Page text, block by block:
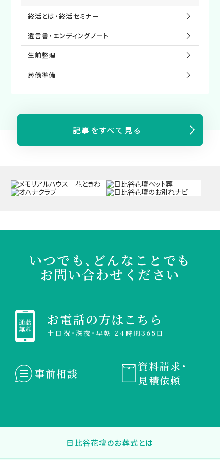
終活とは・終活セミナー
遺⾔書・エンディングノート
⽣前整理
葬儀準備
記事をすべて見る
いつでも、どんなことでも
お問い合わせください
お電話の方はこちら
土日祝・深夜・早朝 24時間365日
事前相談
資料請求・
見積依頼
日比谷花壇のお葬式とは